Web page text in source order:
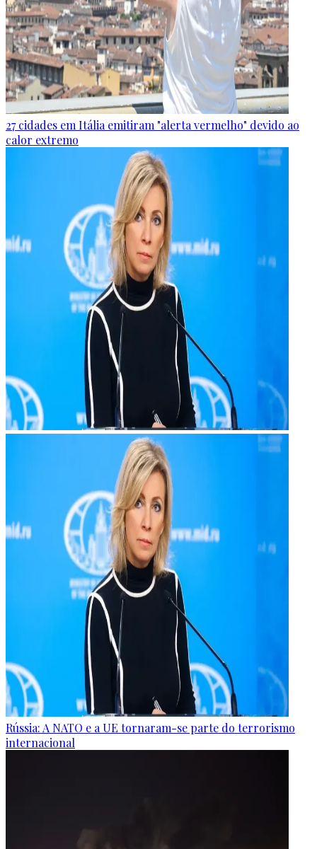
27 cidades em Itália emitiram "alerta vermelho" devido ao
calor extremo
Rússia: A NATO e a UE tornaram-se parte do terrorismo
internacional